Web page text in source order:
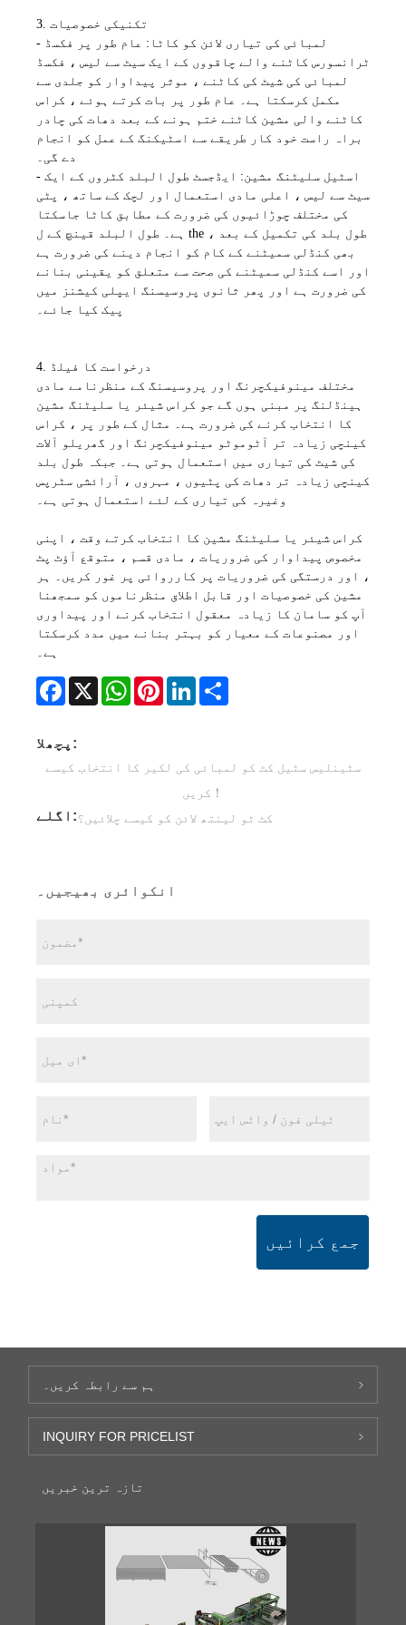
3. تکنیکی خصوصیات
- لمبائی کی تیاری لائن کو کاٹا: عام طور پر فکسڈ
ٹرانسورس کاٹنے والے چاقووں کے ایک سیٹ سے لیس ، فکسڈ
لمبائی کی شیٹ کی کاٹنے ، موثر پیداوار کو جلدی سے
مکمل کرسکتا ہے۔ عام طور پر بات کرتے ہوئے ، کراس
کاٹنے والی مشین کاٹنے ختم ہونے کے بعد دھات کی چادر
براہ راست خود کار طریقے سے اسٹیکنگ کے عمل کو انجام
دے گی۔
- اسٹیل سلیٹنگ مشین: ایڈجسٹ طول البلد کٹروں کے ایک
سیٹ سے لیس ، اعلی مادی استعمال اور لچک کے ساتھ ، پٹی
کی مختلف چوڑائیوں کی ضرورت کے مطابق کاٹا جاسکتا
ہے۔ طول البلد قینچ کے ل the ، طول بلد کی تکمیل کے بعد
بھی کنڈلی سمیٹنے کے کام کو انجام دینے کی ضرورت ہے
اور اسے کنڈلی سمیٹنے کی صحت سے متعلق کو یقینی بنانے
کی ضرورت ہے اور پھر ثانوی پروسیسنگ ایپلی کیشنز میں
پیک کیا جائے۔
4. درخواست کا فیلڈ
مختلف مینوفیکچرنگ اور پروسیسنگ کے منظرنامے مادی
ہینڈلنگ پر مبنی ہوں گے جو کراس شیئر یا سلیٹنگ مشین
کا انتخاب کرنے کی ضرورت ہے۔ مثال کے طور پر ، کراس
کینچی زیادہ تر آٹوموٹو مینوفیکچرنگ اور گھریلو آلات
کی شیٹ کی تیاری میں استعمال ہوتی ہے۔ جبکہ طول بلد
کینچی زیادہ تر دھات کی پٹیوں ، مہروں ، آرائشی سٹرپس
وغیرہ کی تیاری کے لئے استعمال ہوتی ہے۔
کراس شیئر یا سلیٹنگ مشین کا انتخاب کرتے وقت ، اپنی
مخصوص پیداوار کی ضروریات ، مادی قسم ، متوقع آؤٹ پٹ
، اور درستگی کی ضروریات پر کارروائی پر غور کریں۔ ہر
مشین کی خصوصیات اور قابل اطلاق منظرناموں کو سمجھنا
آپ کو سامان کا زیادہ معقول انتخاب کرنے اور پیداوری
اور مصنوعات کے معیار کو بہتر بنانے میں مدد کرسکتا
ہے۔
Facebook
X WhatsAppPinterestLinkedIn
پچھلا:
سٹینلیس سٹیل کٹ کو لمبائی کی لکیر کا انتخاب کیسے
کریں！
اگلے:کٹ ٹو لینتھ لائن کو کیسے چلائیں؟
انکوائری بھیجیں۔
جمع کرائیں
ہم سے رابطہ کریں۔
INQUIRY FOR PRICELIST
تازہ ترین خبریں